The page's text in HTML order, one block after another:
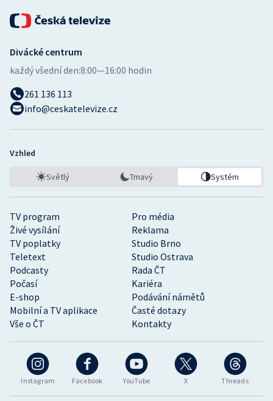
Instagram Facebook YouTube X Threads
TV program
Pro média
Živé vysílání
Reklama
TV poplatky
Studio Brno
Teletext
Studio Ostrava
Podcasty
Rada ČT
Počasí
Kariéra
E-shop
Podávání námětů
Mobilní a TV aplikace
Časté dotazy
Vše o ČT
Kontakty
Divácké centrum
každý všední den:8:00—16:00 hodin
261 136 113
info@ceskatelevize.cz
Vzhled
Světlý Tmavý Systém